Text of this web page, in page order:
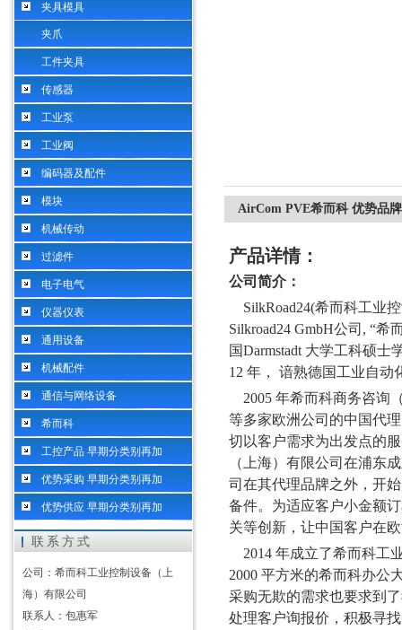
夹具模具
夹爪
工件夹具
传感器
工业泵
工业阀
编码器及配件
模块
机械传动
过滤件
电子电气
仪器仪表
通用设备
机械配件
通信与网络设备
希而科
工控产品 早期分类别再加
优势采购 早期分类别再加
优势供应 早期分类别再加
联系方式
公司：希而科工业控制设备（上
海）有限公司
联系人：包惠军
AirCom PVE希而科 优势品
产品详情：
公司简介：
SilkRoad24(希而科工业
Silkroad24 GmbH公司, “
国Darmstadt 大学工科硕
12 年， 谙熟德国工业自
2005 年希而科商务咨询
等多家欧洲公司的中国代
切以客户需求为出发点的
（上海）有限公司在浦东
司在其代理品牌之外，开
备件。为适应客户小金额
关等创新，让中国客户在
2014 年成立了希而科工
2000 平方米的希而科办公
采购无欺的需求也要求到
处理客户询报价，积极寻